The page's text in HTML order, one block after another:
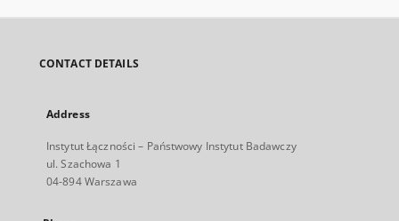
CONTACT DETAILS
Address
Instytut Łączności – Państwowy Instytut Badawczy
ul. Szachowa 1
04-894 Warszawa